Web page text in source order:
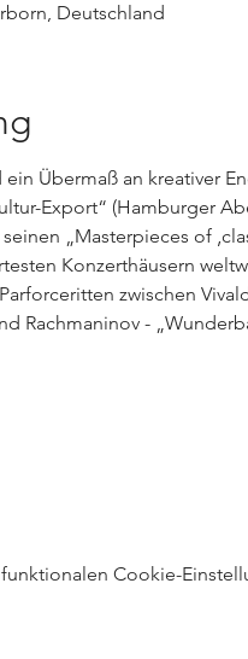
Deutschland
Übermaß an kreativer
Export“ (Hamburger
„Masterpieces of
Konzerthäusern
zwischen
Rachmaninov -
Cookie-